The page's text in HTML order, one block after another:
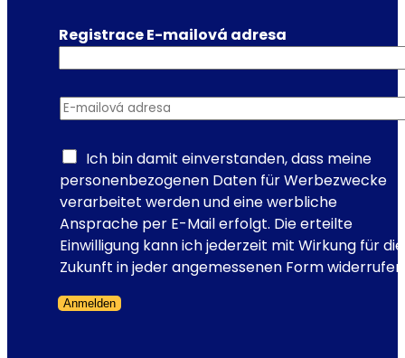
Registrace E-mailová adresa
E-mailová adresa
Ich bin damit einverstanden, dass meine
personenbezogenen Daten für Werbezwecke
verarbeitet werden und eine werbliche
Ansprache per E-Mail erfolgt. Die erteilte
Einwilligung kann ich jederzeit mit Wirkung für die
Zukunft in jeder angemessenen Form
Anmelden